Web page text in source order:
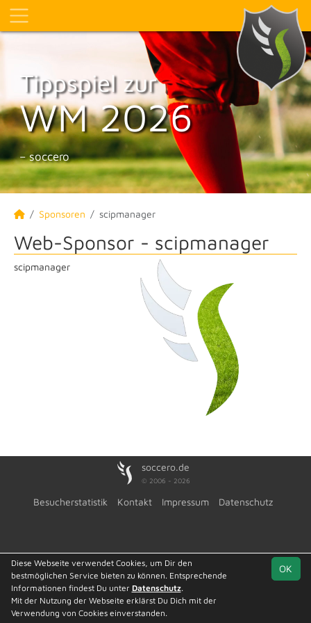
Tippspiel zur
WM 2026
– soccero
Sponsoren scipmanager
Web-Sponsor - scipmanager
scipmanager
soccero.de
© 2006 - 2026
Besucherstatistik Kontakt Impressum Datenschutz
OK
Diese Webseite verwendet Cookies, um Dir den
bestmöglichen Service bieten zu können. Entsprechende
Informationen findest Du unter Datenschutz.
Mit der Nutzung der Webseite erklärst Du Dich mit der
Verwendung von Cookies einverstanden.